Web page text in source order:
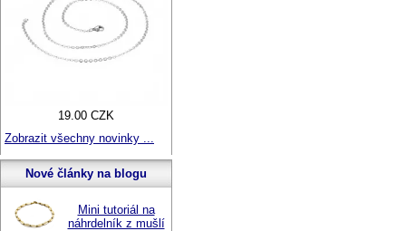
19.00 CZK
Zobrazit všechny novinky ...
Nové články na blogu
Mini tutoriál na
náhrdelník z mušlí